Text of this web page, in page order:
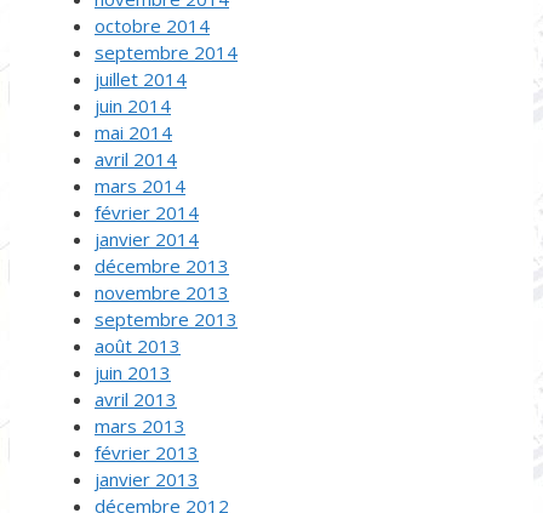
octobre 2014
septembre 2014
juillet 2014
juin 2014
mai 2014
avril 2014
mars 2014
février 2014
janvier 2014
décembre 2013
novembre 2013
septembre 2013
août 2013
juin 2013
avril 2013
mars 2013
février 2013
janvier 2013
décembre 2012